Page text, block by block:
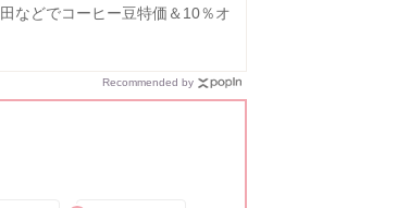
田などでコーヒー豆特価＆10％オ
Recommended by